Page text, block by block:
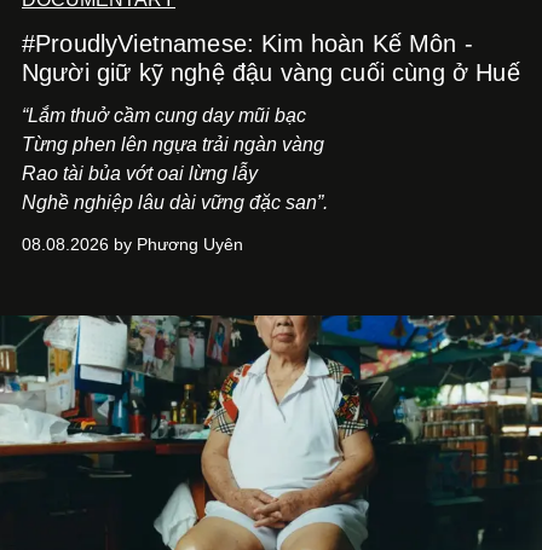
#ProudlyVietnamese: Kim hoàn Kế Môn -
Người giữ kỹ nghệ đậu vàng cuối cùng ở Huế
“Lắm thuở cầm cung day mũi bạc
Từng phen lên ngựa trải ngàn vàng
Rao tài bủa vớt oai lừng lẫy
Nghề nghiệp lâu dài vững đặc san”.
08.08.2026 by Phương Uyên